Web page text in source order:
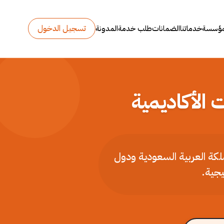
خدماتناالضماناتطلب خدمةالمدونة تسجيل الدخول
العربية السعودية ودول